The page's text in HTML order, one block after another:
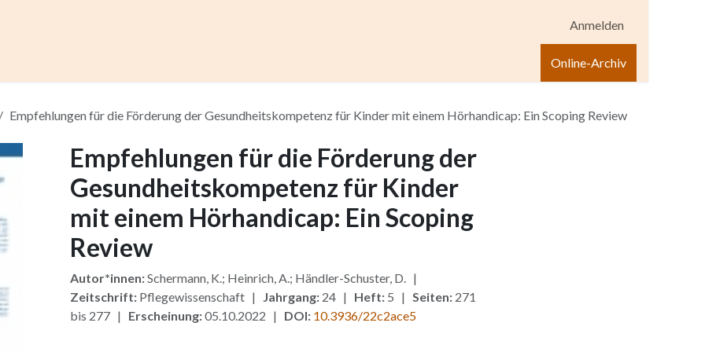
Anmelden
Online-Archiv
Empfehlungen für die Förderung der Gesundheitskompetenz für Kinder mit einem Hörhandicap: Ein Scoping Review
Empfehlungen für die Förderung der
Gesundheitskompetenz für Kinder
mit einem Hörhandicap: Ein Scoping
Review
Autor*innen:Schermann, K.; Heinrich, A.; Händler-Schuster, D. |
Zeitschrift:Pflegewissenschaft | Jahrgang:24 | Heft:5 | Seiten:271
bis 277 | Erscheinung:05.10.2022 | DOI: 10.3936/22c2ace5